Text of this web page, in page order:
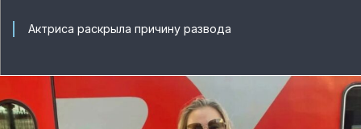
Актриса раскрыла причину развода